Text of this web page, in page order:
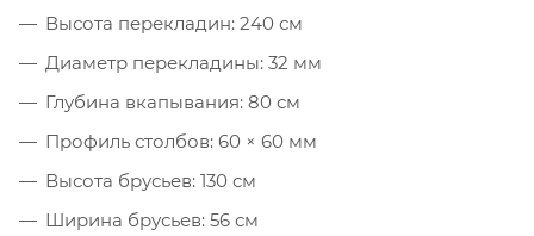
Высота перекладин: 240 см
Диаметр перекладины: 32 мм
Глубина вкапывания: 80 см
Профиль столбов: 60 × 60 мм
Высота брусьев: 130 см
Ширина брусьев: 56 см